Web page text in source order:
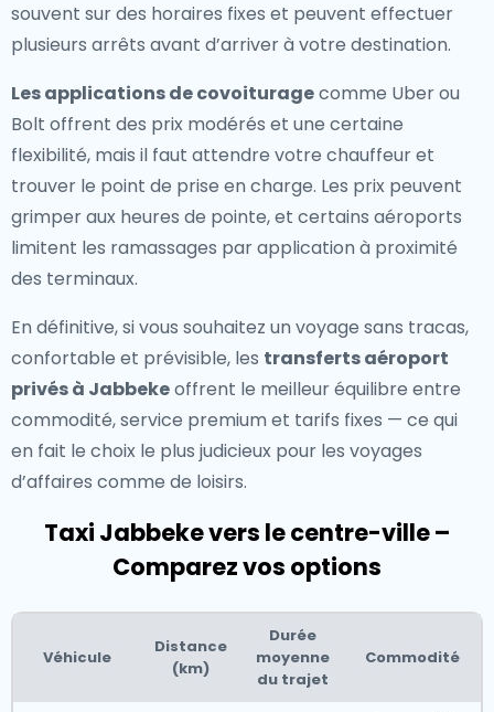
souvent sur des horaires fixes et peuvent effectuer
plusieurs arrêts avant d’arriver à votre destination.
Les applications de covoituragecomme Uber ou
Bolt offrent des prix modérés et une certaine
flexibilité, mais il faut attendre votre chauffeur et
trouver le point de prise en charge. Les prix peuvent
grimper aux heures de pointe, et certains aéroports
limitent les ramassages par application à proximité
des terminaux.
En définitive, si vous souhaitez un voyage sans tracas,
confortable et prévisible, les transferts aéroport
privés à Jabbekeoffrent le meilleur équilibre entre
commodité, service premium et tarifs fixes — ce qui
en fait le choix le plus judicieux pour les voyages
d’affaires comme de loisirs.
Taxi Jabbeke vers le centre-ville –
Comparez vos options
Véhicule
Distance
(km)
Durée
moyenne
du trajet
Commodité